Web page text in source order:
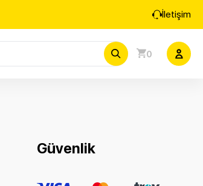
İletişim
0
Güvenlik